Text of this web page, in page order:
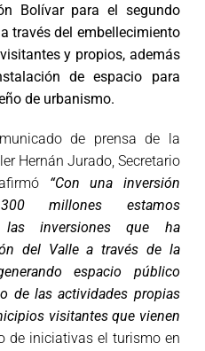
Bolívar para el segundo
través del embellecimiento
y propios, además
de espacio para
de urbanismo.
de prensa de la
Hernán Jurado, Secretario
“Con una inversión
millones estamos
las inversiones que ha
del Valle a través de la
espacio público
de las actividades propias
visitantes que vienen
de iniciativas el turismo en